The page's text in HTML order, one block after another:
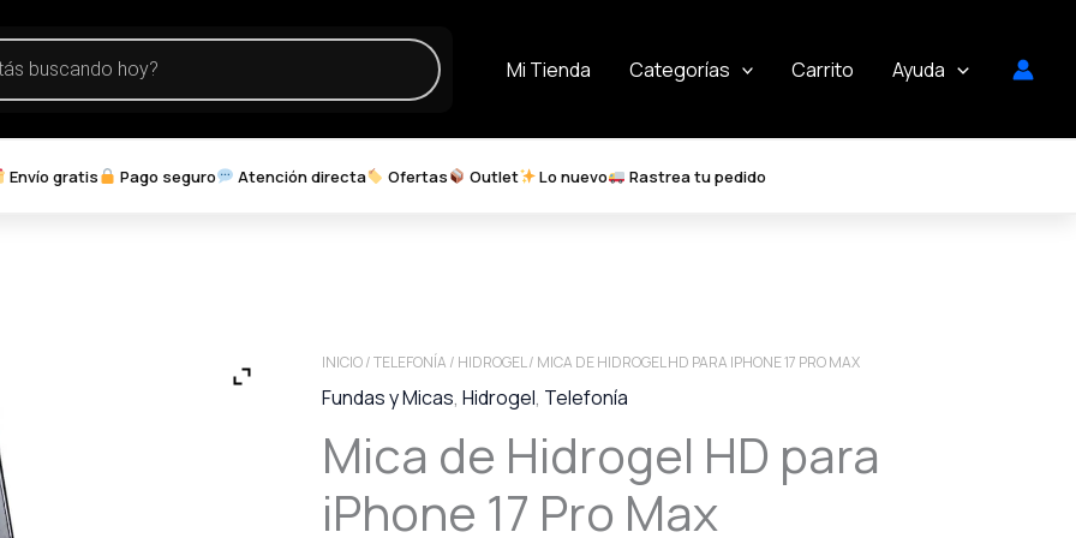
Mi Tienda Categorías Carrito Ayuda
Envío gratis Pago seguro Atención directa Ofertas Outlet Lo nuevo Rastrea tu pedido
INICIO/TELEFONÍA / HIDROGEL/ MICA DE HIDROGEL HD PARA IPHONE 17 PRO MAX
Fundas y Micas,Hidrogel, Telefonía
Mica de Hidrogel HD para
iPhone 17 Pro Max